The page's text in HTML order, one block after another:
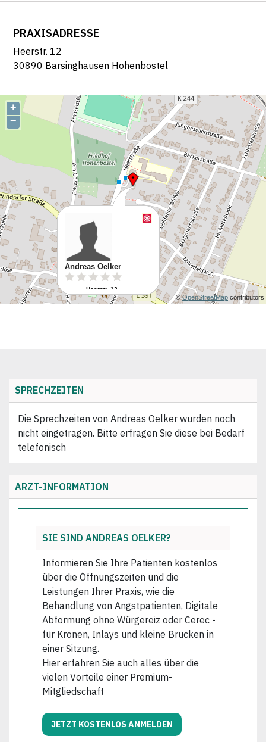
PRAXISADRESSE
Heerstr. 12
30890 Barsinghausen Hohenbostel
SPRECHZEITEN
Die Sprechzeiten von Andreas Oelker wurden noch
nicht eingetragen. Bitte erfragen Sie diese bei Bedarf
telefonisch
ARZT-INFORMATION
SIE SIND ANDREAS OELKER?
Informieren Sie Ihre Patienten kostenlos
über die Öffnungszeiten und die
Leistungen Ihrer Praxis, wie die
Behandlung von Angstpatienten, Digitale
Abformung ohne Würgereiz oder Cerec -
für Kronen, Inlays und kleine Brücken in
einer Sitzung.
Hier erfahren Sie auch alles über die
vielen Vorteile einer Premium-
Mitgliedschaft
JETZT KOSTENLOS ANMELDEN